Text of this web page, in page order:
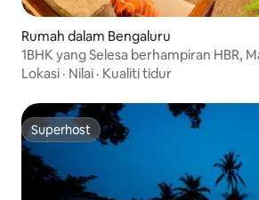
Rumah dalam Bengaluru
1BHK yang Selesa berhampiran HBR,
Hennur Cross
Lokasi · Nilai · Kualiti tidur
Superhost
Superhost